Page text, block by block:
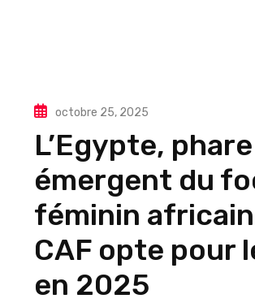
octobre 25, 2025
L’Egypte, phare
émergent du
féminin africain
CAF opte pour
en 2025